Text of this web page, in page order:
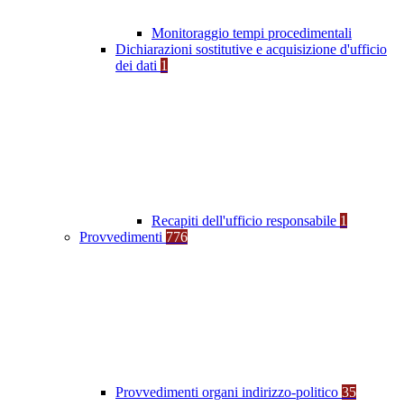
Monitoraggio tempi procedimentali
Dichiarazioni sostitutive e acquisizione d'ufficio
dei dati 1
Recapiti dell'ufficio responsabile 1
Provvedimenti 776
Provvedimenti organi indirizzo-politico 35